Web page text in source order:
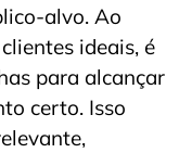
alvo. Ao
ideais, é
para alcançar
certo. Isso